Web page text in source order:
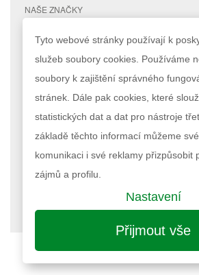
NAŠE ZNAČKY
RYCHLÉ ODKAZY
MAPA STRÁNEK
VYHLEDÁVANÉ TERMÍNY
POKROČILÉ VYHLEDÁVÁNÍ
ÚČET
MŮJ ÚČET
STAV
Podle zákona o evidenci tržeb je prodávající povinen vystavit
účtenku. Zároveň je povinen zaevidovat přijatou tržbu u
Nastavení cookies| © 2023
Tyto webové stránky používají k
služeb soubory cookies. Používáme
soubory k zajištění správného
stránek. Dále pak cookies, které
statistických dat a dat pro nástroje
základě těchto informací můžeme
komunikaci i své reklamy přizpůsobit
zájmů a profilu.
Nastavení
Přijmout vše